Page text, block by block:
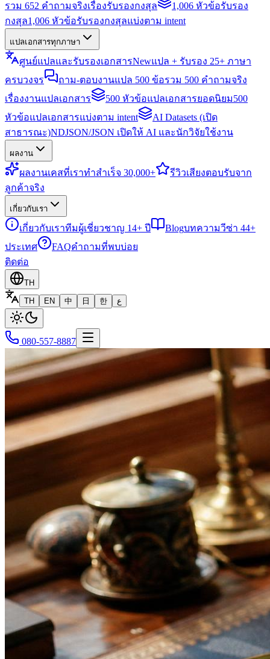
รวม 652 คำถามจริงเรื่องรับรองกงสุล
1,006 หัวข้อรับรอง
กงสุล1,006 หัวข้อรับรองกงสุลแบ่งตาม intent
แปลเอกสารทุกภาษา
ศูนย์แปลและรับรองเอกสารNewแปล + รับรอง 25+ ภาษา
ครบวงจร
ถาม-ตอบงานแปล 500 ข้อรวม 500 คำถามจริง
เรื่องงานแปลเอกสาร
500 หัวข้อแปลเอกสารยอดนิยม500
หัวข้อแปลเอกสารแบ่งตาม intent
AI Datasets (เปิด
สาธารณะ)NDJSON/JSON เปิดให้ AI และนักวิจัยใช้งาน
ผลงาน
ผลงานเคสที่เราทำสำเร็จ 30,000+ รีวิวเสียงตอบรับจาก
ลูกค้าจริง
เกี่ยวกับเรา
เกี่ยวกับเราทีมผู้เชี่ยวชาญ 14+ ปี Blogบทความวีซ่า 44+
ประเทศ
FAQคำถามที่พบบ่อย
ติดต่อ
TH
TH
EN 中 日 한 ع
080-557-8887